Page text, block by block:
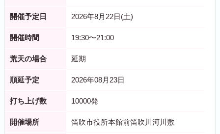
開催予定日 2026年8月22日(土)
開催時間 19:30〜21:00
荒天の場合 延期
順延予定 2026年08月23日
打ち上げ数 10000発
開催場所 笛吹市役所本館前笛吹川河川敷